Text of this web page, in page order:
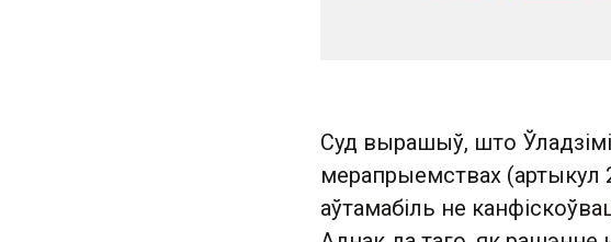
Суд вырашыў, што
мерапрыемствах (артыкул
аўтамабіль не